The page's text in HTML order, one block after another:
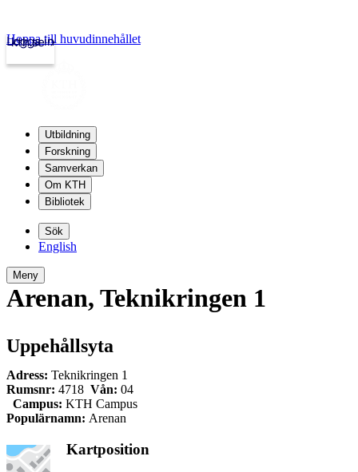
kth.se
Logga in
Hoppa till huvudinnehållet
Utbildning
Forskning
Samverkan
Om KTH
Bibliotek
Sök
English
Meny
Arenan, Teknikringen 1
Uppehållsyta
Adress: Teknikringen 1
Rumsnr: 4718 Vån: 04
Campus: KTH Campus
Populärnamn: Arenan
Kartposition